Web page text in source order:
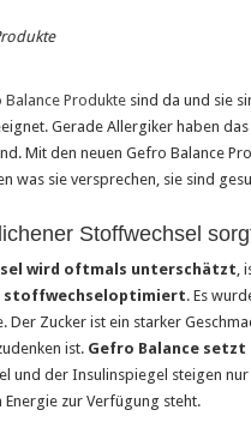
– eine praktische
Entfernung wird immer beliebter
Balance Produktesind da und sie
Gerade Allergiker haben
Mit den neuen Gefro Balance
was sie versprechen, sie sind
Stoffwechsel
wird oftmals unterschätzt,
stoffwechseloptimiert. Es
Der Zucker ist ein starker
ist. Gefro Balance
und der Insulinspiegel steigen
Energie zur Verfügung steht.